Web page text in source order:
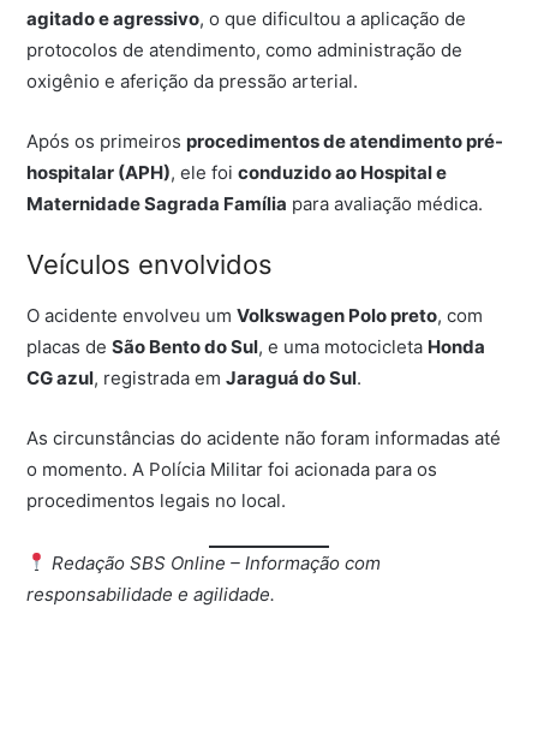
agitado e agressivo, o que dificultou a aplicação de
protocolos de atendimento, como administração de
oxigênio e aferição da pressão arterial.
Após os primeiros procedimentos de atendimento pré-
hospitalar (APH), ele foiconduzido ao Hospital e
Maternidade Sagrada Família para avaliação médica.
Veículos envolvidos
O acidente envolveu umVolkswagen Polo preto, com
placas deSão Bento do Sul, e uma motocicleta Honda
CG azul, registrada emJaraguá do Sul.
As circunstâncias do acidente não foram informadas até
o momento. A Polícia Militar foi acionada para os
procedimentos legais no local.
Redação SBS Online – Informação com
responsabilidade e agilidade.